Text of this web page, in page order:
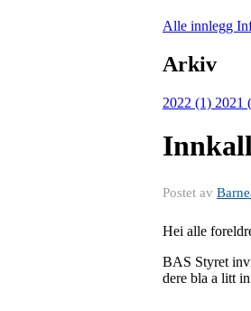
Alle innlegg
Arkiv
2022 (1) 2021
Postet av
Hei alle
BAS Styret
dere bla a litt